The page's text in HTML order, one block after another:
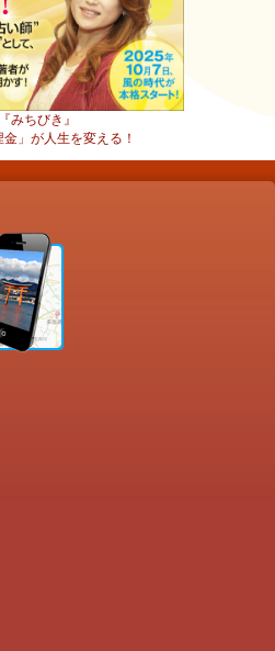
みちびき』
」が人生を変える！